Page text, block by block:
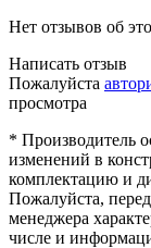
Нет отзывов об
Написать отзыв
Пожалуйста
просмотра
* Производитель
изменений в
комплектацию и
Пожалуйста,
менеджера
числе и